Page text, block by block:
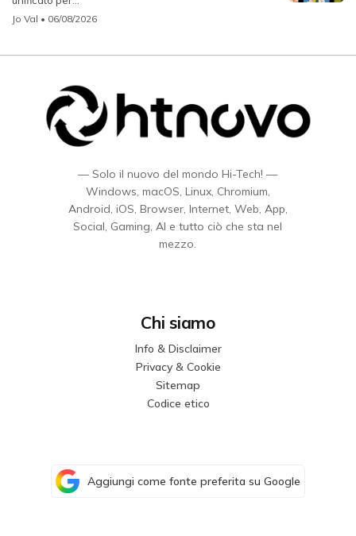
Jo Val • 06/08/2026
— Solo il nuovo del mondo Hi-Tech! —
Windows, macOS, Linux, Chromium,
Android, iOS, Browser, Internet, Web, App,
Social, Gaming, AI e tutto ciò che sta nel
mezzo.
Chi siamo
Info & Disclaimer
Privacy & Cookie
Sitemap
Codice etico
Aggiungi come fonte preferita su Google